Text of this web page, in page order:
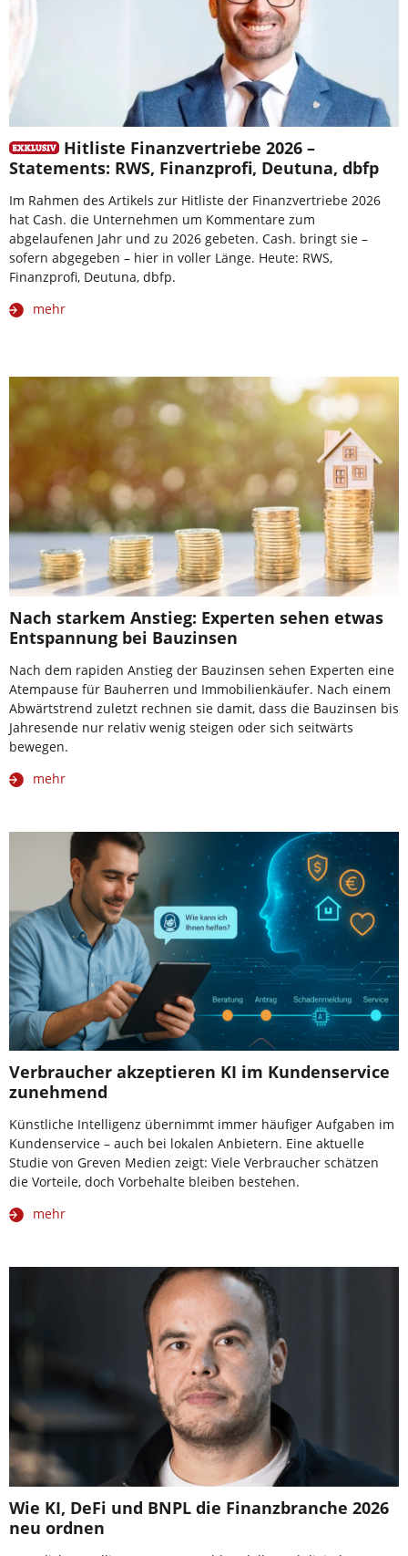
Hitliste Finanzvertriebe 2026 –
Statements: RWS, Finanzprofi, Deutuna, dbfp
Im Rahmen des Artikels zur Hitliste der Finanzvertriebe 2026
hat Cash. die Unternehmen um Kommentare zum
abgelaufenen Jahr und zu 2026 gebeten. Cash. bringt sie –
sofern abgegeben – hier in voller Länge. Heute: RWS,
Finanzprofi, Deutuna, dbfp.
mehr
Nach starkem Anstieg: Experten sehen etwas
Entspannung bei Bauzinsen
Nach dem rapiden Anstieg der Bauzinsen sehen Experten eine
Atempause für Bauherren und Immobilienkäufer. Nach einem
Abwärtstrend zuletzt rechnen sie damit, dass die Bauzinsen bis
Jahresende nur relativ wenig steigen oder sich seitwärts
bewegen.
mehr
Verbraucher akzeptieren KI im Kundenservice
zunehmend
Künstliche Intelligenz übernimmt immer häufiger Aufgaben im
Kundenservice – auch bei lokalen Anbietern. Eine aktuelle
Studie von Greven Medien zeigt: Viele Verbraucher schätzen
die Vorteile, doch Vorbehalte bleiben bestehen.
mehr
Wie KI, DeFi und BNPL die Finanzbranche 2026
neu ordnen